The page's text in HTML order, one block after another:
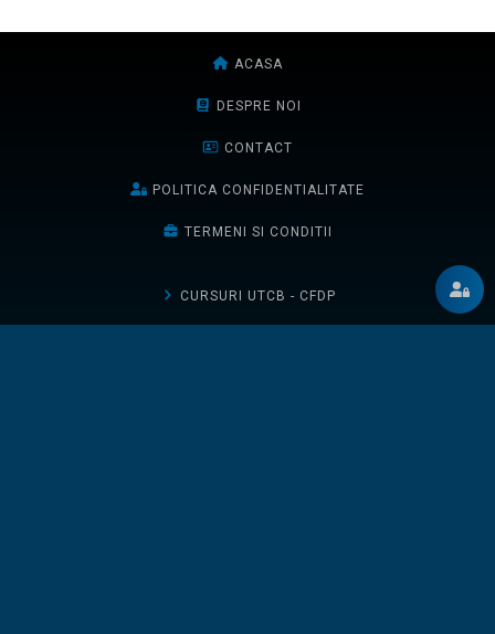
ACASA
DESPRE NOI
CONTACT
POLITICA CONFIDENTIALITATE
TERMENI SI CONDITII
CURSURI UTCB - CFDP